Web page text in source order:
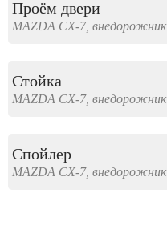
Проём двери
MAZDA CX-7, внедорожник
Стойка
MAZDA CX-7, внедорожник
Спойлер
MAZDA CX-7, внедорожник